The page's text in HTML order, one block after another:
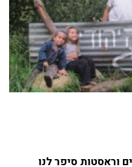
וראסטות סיפר לנו